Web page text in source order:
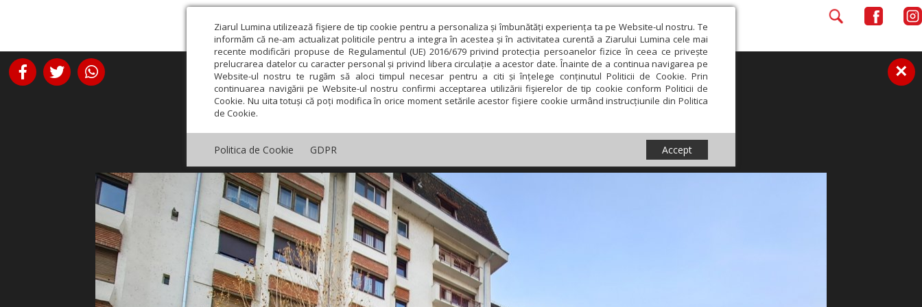
Ziarul Lumina utilizează fişiere de tip cookie pentru a personaliza și îmbunătăți experiența ta pe Website-ul nostru. Te
informăm că ne-am actualizat politicile pentru a integra în acestea și în activitatea curentă a Ziarului Lumina cele mai
recente modificări propuse de Regulamentul (UE) 2016/679 privind protecția persoanelor fizice în ceea ce privește
prelucrarea datelor cu caracter personal și privind libera circulație a acestor date. Înainte de a continua navigarea pe
Website-ul nostru te rugăm să aloci timpul necesar pentru a citi și înțelege conținutul Politicii de Cookie. Prin
continuarea navigării pe Website-ul nostru confirmi acceptarea utilizării fişierelor de tip cookie conform Politicii de
Cookie. Nu uita totuși că poți modifica în orice moment setările acestor fişiere cookie urmând instrucțiunile din Politica
de Cookie.
Politica de Cookie GDPR Accept
×